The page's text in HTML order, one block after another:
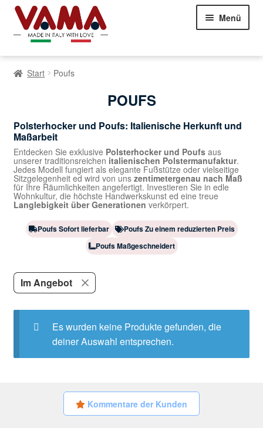
Zur
Navigation
springen
Zum
Inhalt
springen
Menü
Chesterfield Sofas
Menüs
des
Menüs
Chesterfield Sessel
Bürosessel
Klassische Sessel
Moderne Sessel
Showroom Mailand
Kommentare der Kunden
Start Poufs
POUFS
Polsterhocker und Poufs: Italienische Herkunft und
Maßarbeit
Entdecken Sie exklusive Polsterhocker und Poufsaus
unserer traditionsreichen italienischen Polstermanufaktur.
Jedes Modell fungiert als elegante Fußstütze oder vielseitige
Sitzgelegenheit ed wird von uns zentimetergenau nach Maß
für Ihre Räumlichkeiten angefertigt. Investieren Sie in edle
Wohnkultur, die höchste Handwerkskunst ed eine treue
Langlebigkeit über Generationen verkörpert.
Poufs Sofort lieferbar
Poufs Zu einem reduzierten Preis
Poufs Maßgeschneidert
Im Angebot
Es wurden keine Produkte gefunden, die
deiner Auswahl entsprechen.
Kommentare der Kunden